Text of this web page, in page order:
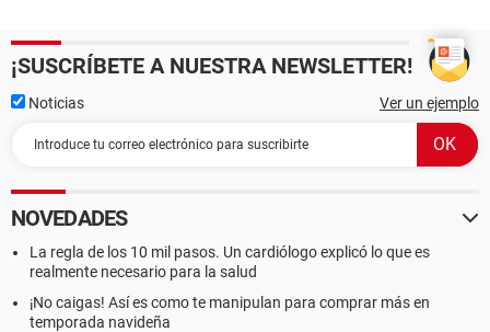
¡SUSCRÍBETE A NUESTRA NEWSLETTER!
Noticias Ver un ejemplo
NOVEDADES
La regla de los 10 mil pasos. Un cardiólogo explicó lo que es
realmente necesario para la salud
¡No caigas! Así es como te manipulan para comprar más en
temporada navideña